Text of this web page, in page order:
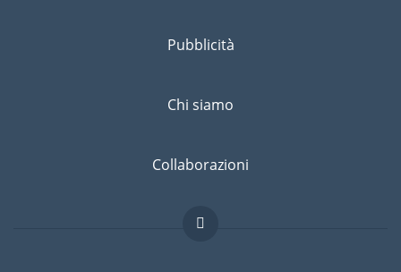
Pubblicità
Chi siamo
Collaborazioni